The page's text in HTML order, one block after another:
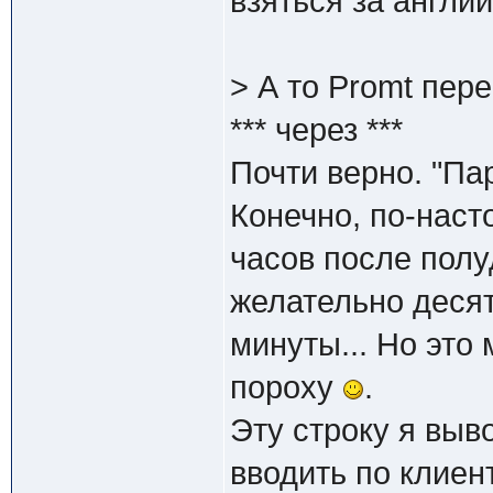
> А то Promt
*** через ***
Почти верно.
Конечно, по-
часов после
желательно
минуты... Но это
пороху
.
Эту строку я
вводить по